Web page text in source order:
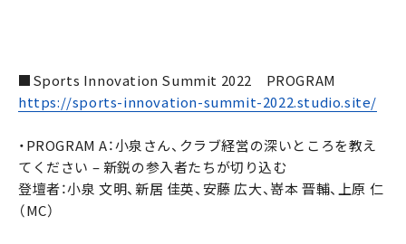
■Sports Innovation Summit 2022 PROGRAM
https://sports-innovation-summit-2022.studio.site/
・PROGRAM A：小泉さん、クラブ経営の深いところを教え
てください – 新鋭の参入者たちが切り込む
登壇者：小泉 文明、新居 佳英、安藤 広大、嵜本 晋輔、上原 仁
（MC）